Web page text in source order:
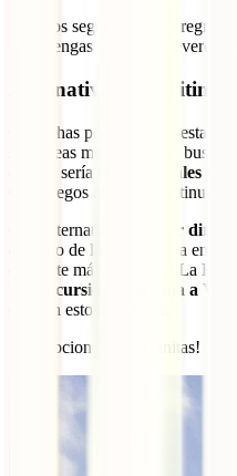
Estamos seguros de que
¡Que tengas un viaje chévere!
Alternativas a este
Como has podido notar, esta
si planeas movilizarte en bus.
opción sería
omitir Viñales y
Cienfuegos antes de continuar
Otra alternativa es
viajar
dejando de lado la parada en
quedarte más tiempo en La
excursión de un día a
ofrecen estos servicios.
¡Las opciones son infinitas!